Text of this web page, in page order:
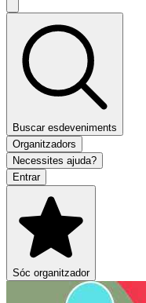
Buscar esdeveniments
Organitzadors
Necessites ajuda?
Entrar
Sóc organitzador